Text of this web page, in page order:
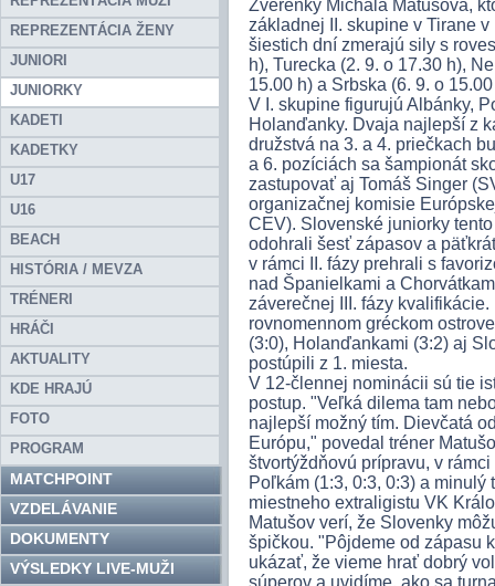
REPREZENTÁCIA ŽENY
JUNIORI
JUNIORKY
KADETI
KADETKY
U17
U16
BEACH
HISTÓRIA / MEVZA
TRÉNERI
HRÁČI
AKTUALITY
KDE HRAJÚ
FOTO
PROGRAM
MATCHPOINT
VZDELÁVANIE
DOKUMENTY
VÝSLEDKY LIVE-MUŽI
Zverenky Michala Matušova,
základnej II. skupine v Tirane
šiestich dní zmerajú sily s
h), Turecka (2. 9. o 17.30 h),
15.00 h) a Srbska (6. 9. o
V I. skupine figurujú Albánky,
Holanďanky. Dvaja najlepší z
družstvá na 3. a 4. priečkach
a 6. pozíciách sa šampionát
zastupovať aj Tomáš Singer
organizačnej komisie
CEV). Slovenské juniorky
odohrali šesť zápasov a
v rámci II. fázy prehrali s
nad Španielkami a
záverečnej III. fázy
rovnomennom gréckom
(3:0), Holanďankami (3:2) aj
postúpili z 1. miesta.
V 12-člennej nominácii sú tie
postup. "Veľká dilema tam
najlepší možný tím. Dievčatá
Európu," povedal tréner
štvortýždňovú prípravu, v
Poľkám (1:3, 0:3, 0:3) a
miestneho extraligistu VK
Matušov verí, že Slovenky
špičkou. "Pôjdeme od zápasu
ukázať, že vieme hrať dobrý
súperov a uvidíme, ako sa